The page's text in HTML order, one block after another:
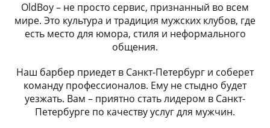
OldBoy – не просто сервис, признанный во всем
мире. Это культура и традиция мужских клубов, где
есть место для юмора, стиля и неформального
общения.
Наш барбер приедет в Санкт-Петербург и соберет
команду профессионалов. Ему не стыдно будет
уезжать. Вам – приятно стать лидером в Санкт-
Петербурге по качеству услуг для мужчин.